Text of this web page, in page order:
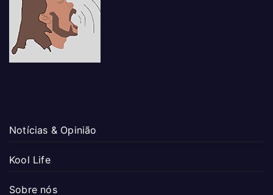
Notícias & Opinião
Kool Life
Sobre nós